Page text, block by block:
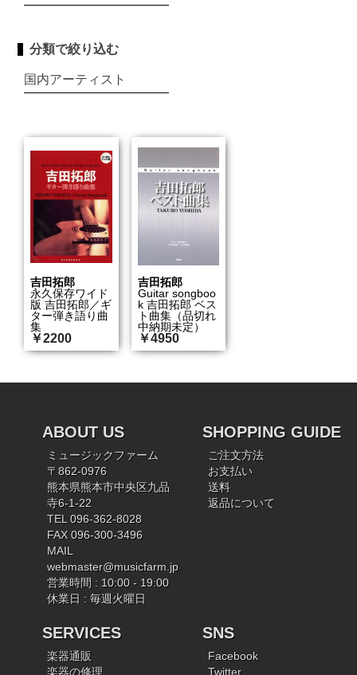
分類で絞り込む
国内アーティスト
吉田拓郎
永久保存ワイド
版 吉田拓郎／ギ
ター弾き語り曲
集
￥2200
吉田拓郎
Guitar songboo
k 吉田拓郎 ベス
ト曲集（品切れ
中納期未定）
￥4950
ABOUT US
ミュージックファーム
〒862-0976
熊本県熊本市中央区九品
寺6-1-22
TEL 096-362-8028
FAX 096-300-3496
MAIL
webmaster@musicfarm.jp
営業時間 : 10:00 - 19:00
休業日 : 毎週火曜日
SHOPPING GUIDE
ご注文方法
お支払い
送料
返品について
SERVICES
楽器通販
楽器の修理
SNS
Facebook
Twitter